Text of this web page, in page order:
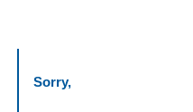
Sorry,